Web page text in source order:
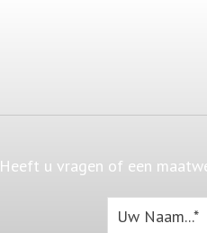
Heeft u vragen of een